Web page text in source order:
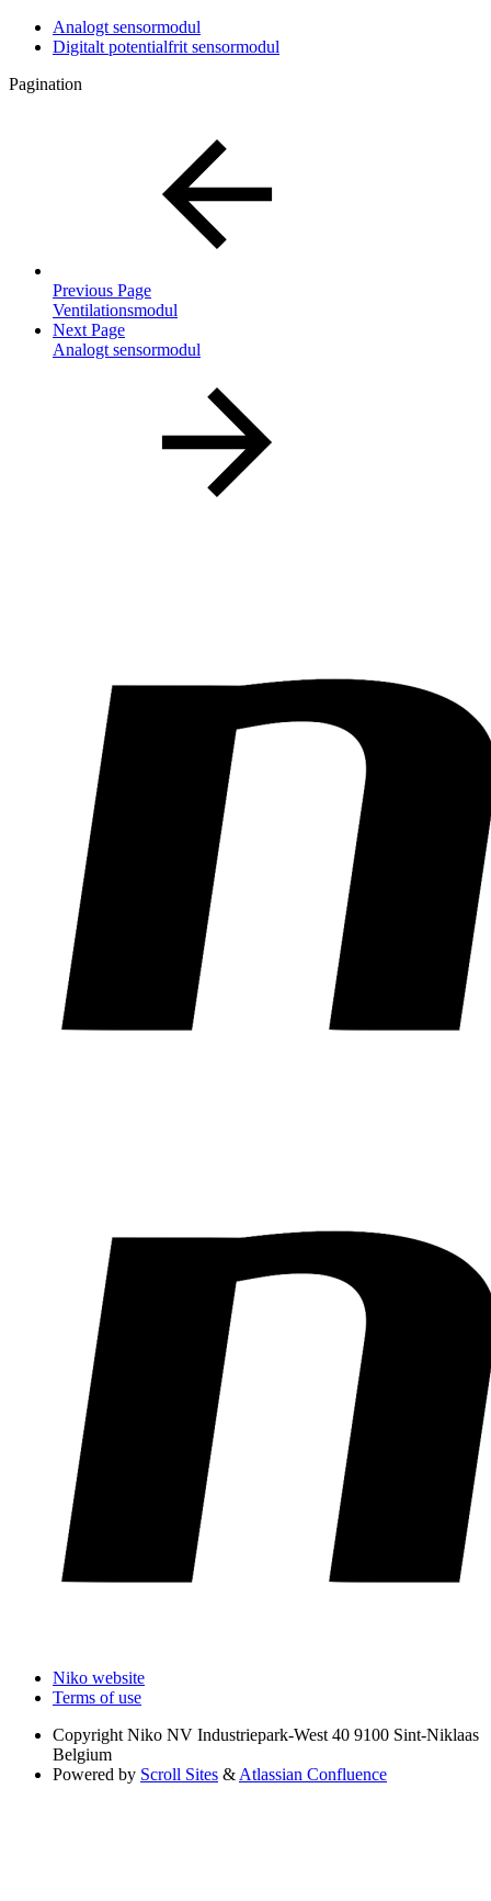
Analogt sensormodul
Digitalt potentialfrit sensormodul
Pagination
Previous Page
Ventilationsmodul
Next Page
Analogt sensormodul
Niko website
Terms of use
Copyright Niko NV Industriepark-West 40 9100 Sint-Niklaas
Belgium
Powered by Scroll Sites & Atlassian Confluence